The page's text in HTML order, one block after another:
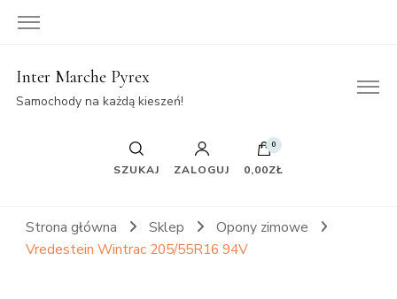
Inter Marche Pyrex
Samochody na każdą kieszeń!
SZUKAJ ZALOGUJ
0
0,00ZŁ
Strona główna Sklep
Opony zimowe
Vredestein Wintrac 205/55R16 94V